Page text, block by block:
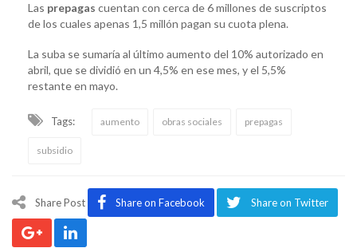
Las prepagas cuentan con cerca de 6 millones de suscriptos
de los cuales apenas 1,5 millón pagan su cuota plena.
La suba se sumaría al último aumento del 10% autorizado en
abril, que se dividió en un 4,5% en ese mes, y el 5,5%
restante en mayo.
Tags: aumento obras sociales prepagas
subsidio
Share Post Share on Facebook Share on Twitter